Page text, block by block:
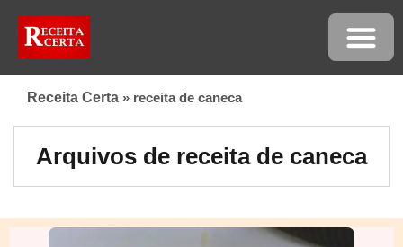
Receita Certa » receita de caneca
Arquivos de receita de caneca